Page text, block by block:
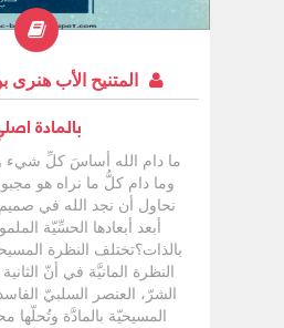
المتنيح الأب هنرى
بالمادة
ما دام الله أساسَ كلِّ شيء
وما دام كلُّ ما نراه هو
نحاول أن نجد الله في
أبعد أبعادها الحسِّيّة
بالذات؟تختلف النظرة
النظرة المانيَّة في أنّ
الشرّ، العنصر السلبيّ
المسيحيّة بالمادَّة وتُحلّها